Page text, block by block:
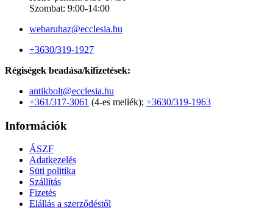
Szombat: 9:00-14:00
webaruhaz@ecclesia.hu
+3630/319-1927
Régiségek beadása/kifizetések:
antikbolt@ecclesia.hu
+361/317-3061 (4-es mellék); +3630/319-1963
Információk
ÁSZF
Adatkezelés
Süti politika
Szállítás
Fizetés
Elállás a szerződéstől